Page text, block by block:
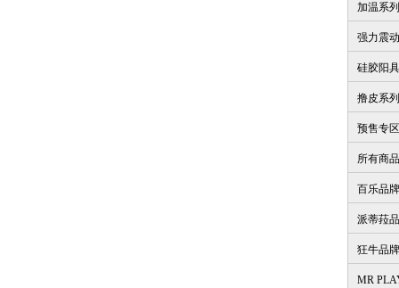
加温系列
强力震动
硅胶阳具
撸皮系列
预售专区
所有商品
百乐品牌
派蒂菈
狂牛品牌
MR